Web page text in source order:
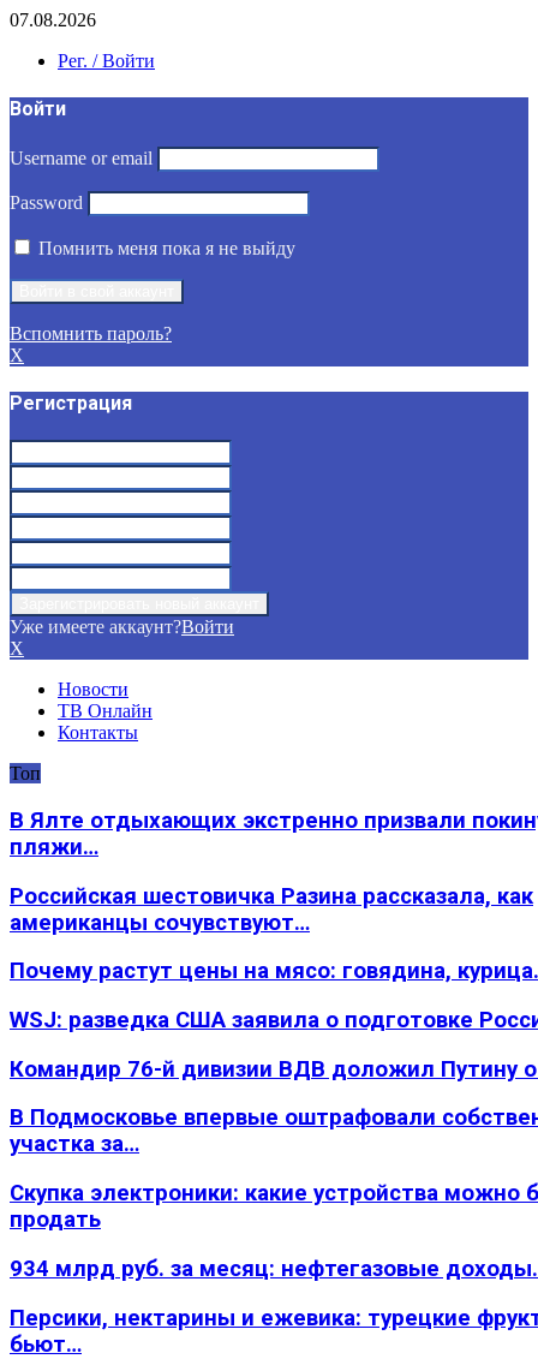
07.08.2026
Рег. / Войти
Войти
Username or email
Password
Помнить меня пока я не выйду
Вспомнить пароль?
X
Регистрация
Уже имеете аккаунт?Войти
X
Новости
ТВ Онлайн
Контакты
Топ
В Ялте отдыхающих экстренно призвали
пляжи…
Российская шестовичка Разина рассказала, как
американцы сочувствуют…
Почему растут цены на мясо: говядина,
WSJ: разведка США заявила о подготовке
Командир 76-й дивизии ВДВ доложил Путину
В Подмосковье впервые оштрафовали
участка за…
Скупка электроники: какие устройства можно
продать
934 млрд руб. за месяц: нефтегазовые
Персики, нектарины и ежевика: турецкие
бьют…